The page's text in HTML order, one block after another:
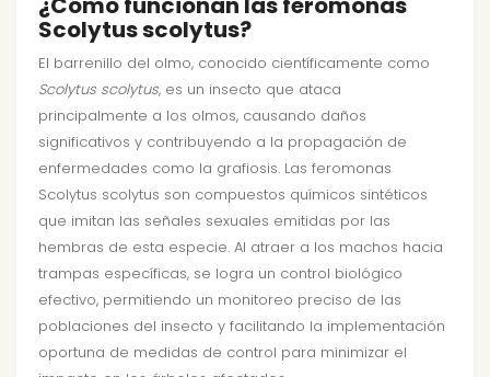
Scolytus scolytus?
El barrenillo del olmo, conocido científicamente como
Scolytus scolytus, es un insecto que ataca
principalmente a los olmos, causando daños
significativos y contribuyendo a la propagación de
enfermedades como la grafiosis. Las feromonas
Scolytus scolytus son compuestos químicos sintéticos
que imitan las señales sexuales emitidas por las
hembras de esta especie. Al atraer a los machos hacia
trampas específicas, se logra un control biológico
efectivo, permitiendo un monitoreo preciso de las
poblaciones del insecto y facilitando la implementación
oportuna de medidas de control para minimizar el